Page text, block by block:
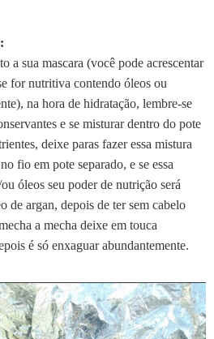
a sua mascara (você pode acrescentar
for nutritiva contendo óleos ou
na hora de hidratação, lembre-se
e se misturar dentro do pote
deixe paras fazer essa mistura
fio em pote separado, e se essa
óleos seu poder de nutrição será
de argan, depois de ter sem cabelo
a mecha deixe em touca
é só enxaguar abundantemente.